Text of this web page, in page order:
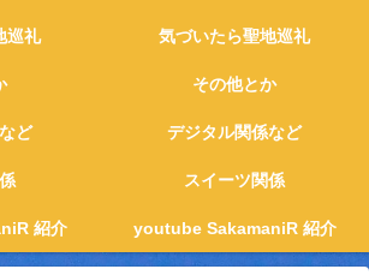
巡礼 気づいたら聖地巡礼
その他とか
ど デジタル関係など
スイーツ関係
紹介 youtube SakamaniR 紹介